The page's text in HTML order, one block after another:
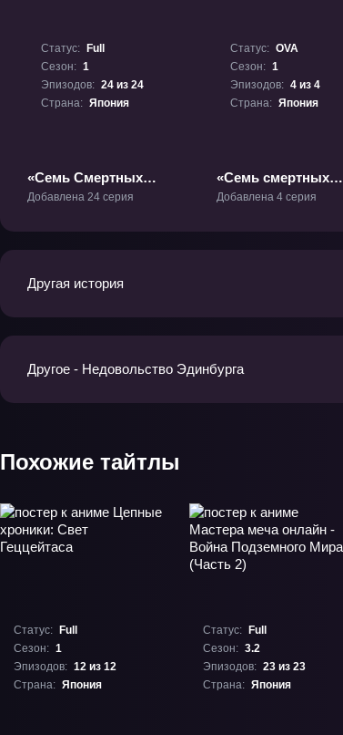
Статус:
Full
Сезон: 1
Эпизодов: 24 из 24
Страна: Япония
«Семь Смертных
Грехов» ТВ-1
Добавлена 24 серия
Статус: OVA
Сезон: 1
Эпизодов: 4 из 4
Страна: Япония
«Семь смертных
грехов: Знамение
Добавлена 4 серия
Другая история
Другое - Недовольство Эдинбурга
Похожие тайтлы
Статус:
Full
Сезон: 1
Эпизодов: 12 из 12
Страна: Япония
Статус:
Full
Сезон: 3.2
Эпизодов: 23 из 23
Страна: Япония